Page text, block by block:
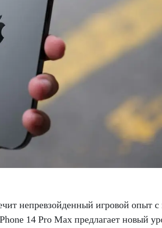
непревзойденный игровой опыт с
14 Pro Max предлагает новый